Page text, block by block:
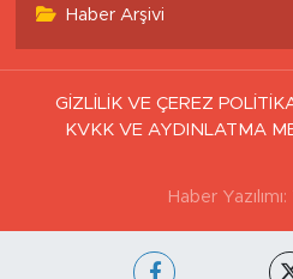
Haber Arşivi
GİZLİLİK VE ÇEREZ
KVKK VE AYDINLATMA
Haber Yazılımı: